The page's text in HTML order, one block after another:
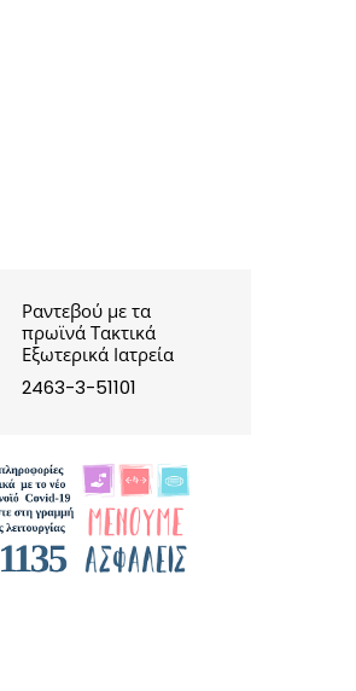
Ραντεβού με τα
πρωϊνά Τακτικά
Εξωτερικά Ιατρεία
2463-3-51101